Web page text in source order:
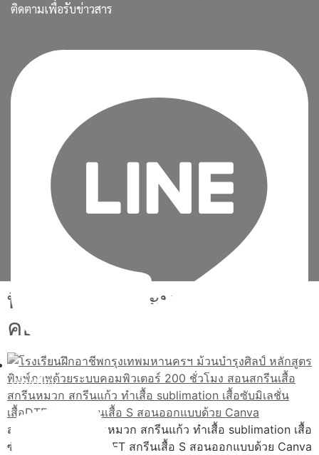
ติดตามเพื่อรับข่าวสาร
เพิ่มเพื่อน
พิมพ์ภาพด้วยระบบ
คอมพิวเตอร์
สอนสกรีนเสื้อ สกรีนหมวก สกรีนแก้ว ทำเสื้อ sublimation เสื้อ
ซับมิเลชั่น เสื้อDTF DFT สกรีนเสื้อ S สอนออกแบบด้วย Canva